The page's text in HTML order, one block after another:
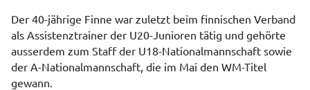
Der 40-jährige Finne war zuletzt beim finnischen Verband
als Assistenztrainer der U20-Junioren tätig und gehörte
ausserdem zum Staff der U18-Nationalmannschaft sowie
der A-Nationalmannschaft, die im Mai den WM-Titel
gewann.